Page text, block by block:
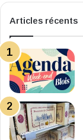
Articles récents